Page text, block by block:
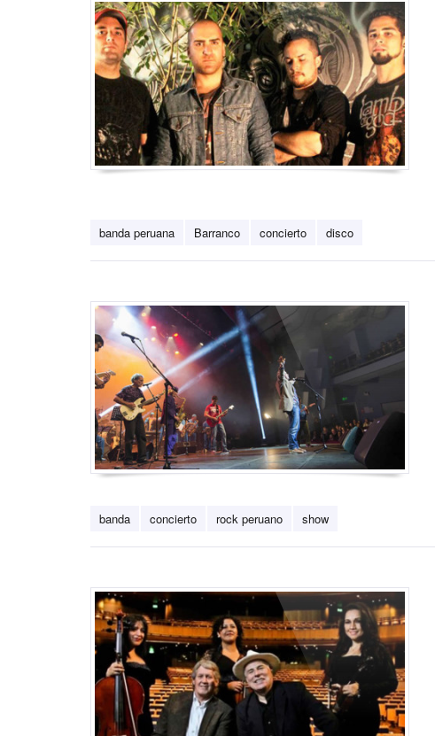
banda peruana Barranco concierto disco
banda concierto rock peruano show